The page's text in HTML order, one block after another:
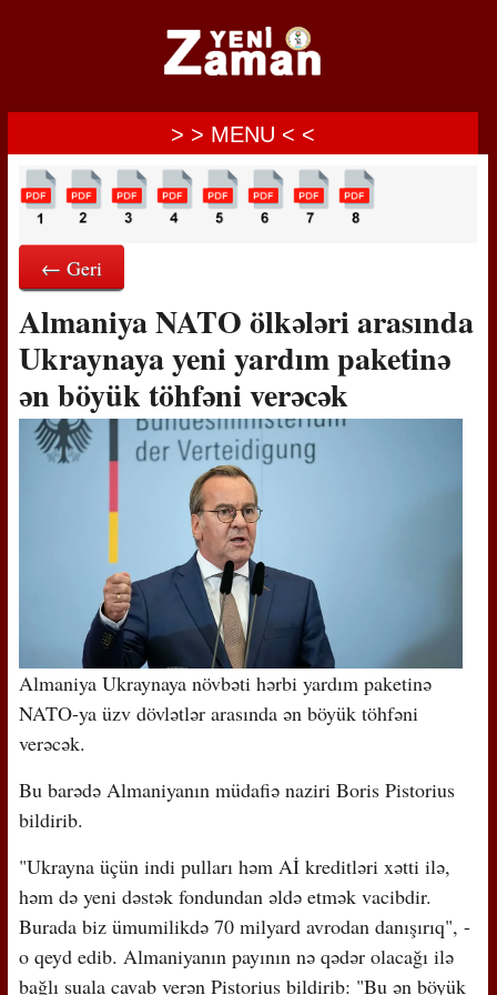
> > MENU < <
← Geri
Almaniya NATO ölkələri arasında
Ukraynaya yeni yardım paketinə
ən böyük töhfəni verəcək
Almaniya Ukraynaya növbəti hərbi yardım paketinə
NATO-ya üzv dövlətlər arasında ən böyük töhfəni
verəcək.
Bu barədə Almaniyanın müdafiə naziri Boris Pistorius
bildirib.
"Ukrayna üçün indi pulları həm Aİ kreditləri xətti ilə,
həm də yeni dəstək fondundan əldə etmək vacibdir.
Burada biz ümumilikdə 70 milyard avrodan danışırıq", -
o qeyd edib. Almaniyanın payının nə qədər olacağı ilə
bağlı suala cavab verən Pistorius bildirib: "Bu ən böyük